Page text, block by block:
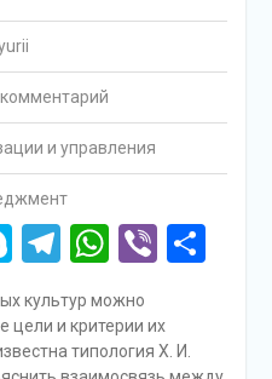
и управления
SkypeTelegram
Viber
культур можно
цели и критерии их
типология Х. И.